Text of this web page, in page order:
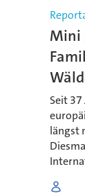
Mini
Seit
längst